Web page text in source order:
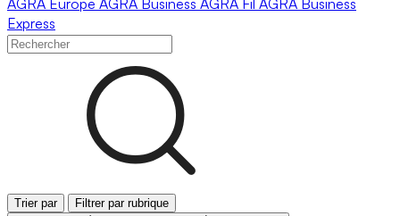
AGRA Europe AGRA Business AGRA Fil AGRA Business
Express
Trier par Filtrer par rubrique